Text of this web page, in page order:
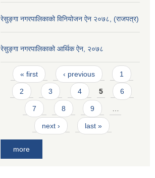
रेसुङ्गा नगरपालिकाको विनियोजन ऐन २०७८, (राजपत्र)
रेसुङ्गा नगरपालिकाको आर्थिक ऐन, २०७८
Pages
« first ‹ previous 1
2 3 4 5 6
7 8 9
next › last »
more